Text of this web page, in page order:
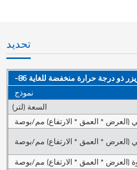
تحديد
ذو درجة حرارة منخفضة للغاية
نموذج
السعة (لتر)
(العرض * العمق * الارتفاع) مم/بوصة
(العرض * العمق * الارتفاع) مم/بوصة
(العرض * العمق * الارتفاع) مم/بوصة